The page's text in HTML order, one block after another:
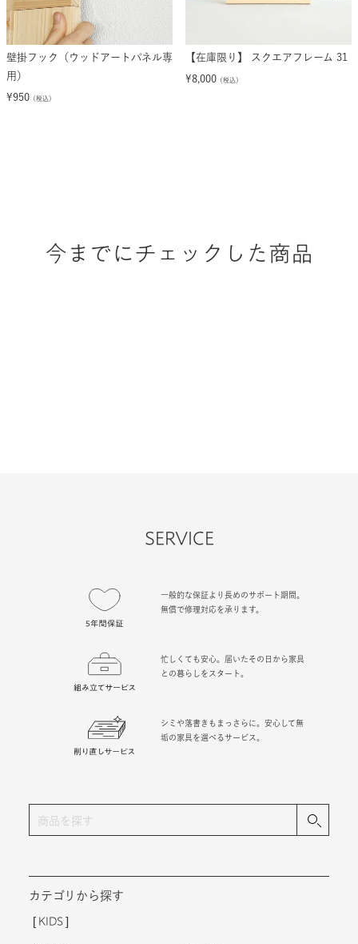
壁掛フック（ウッドアートパネル専
用）
¥950 （税込）
【在庫限り】 スクエアフレーム 31
¥8,000 （税込）
今までにチェックした商品
SERVICE
一般的な保証より長めのサポート期間。
無償で修理対応を承ります。
忙しくても安心。届いたその日から家具
との暮らしをスタート。
シミや落書きもまっさらに。安心して無
垢の家具を選べるサービス。
カテゴリから探す
KIDS